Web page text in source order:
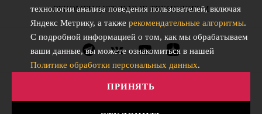
РЕКОМЕНДАТЕЛЬНЫЕ ТЕХНОЛОГИИ
технологии анализа поведения пользователей, включая
Яндекс Метрику, а также рекомендательные алгоритмы.
С подробной информацией о том, как мы обрабатываем
ваши данные, вы можете ознакомиться в нашей
Политике обработки персональных данных.
ПРИНЯТЬ